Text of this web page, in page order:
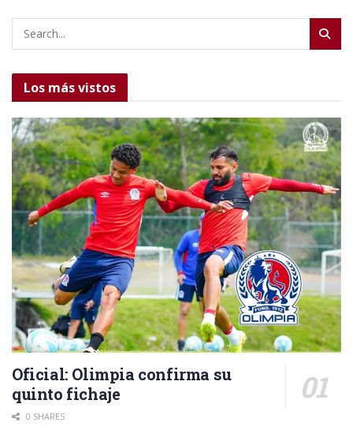
Los más vistos
Oficial: Olimpia confirma su
quinto fichaje
0 SHARES